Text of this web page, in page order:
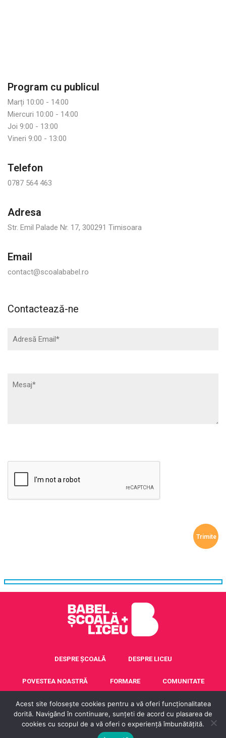
Program cu publicul
Marți 10:00 - 14:00
Miercuri 10:00 - 14:00
Joi 9:00 - 13:00
Vineri 9:00 - 13:00
Telefon
0787 564 463
Adresa
Str. Emil Palade Nr. 17, 300291 Timisoara
Email
contact@scoalababel.ro
Contactează-ne
DESPRE ȘCOALĂ DESPRE LICEU
POVESTEA NOASTRĂ FORMARE COMUNITATE
ACREDITARE ERASMUS+ CONTACT
© 2016 - 2025 Școala Babel. Toate drepturile rezervate.
Acest site folosește cookies pentru a vă oferi funcționalitatea
dorită. Navigând în continuare, sunțeti de acord cu plasarea de
cookies cu scopul de a vă oferi o experiență îmbunătățită.